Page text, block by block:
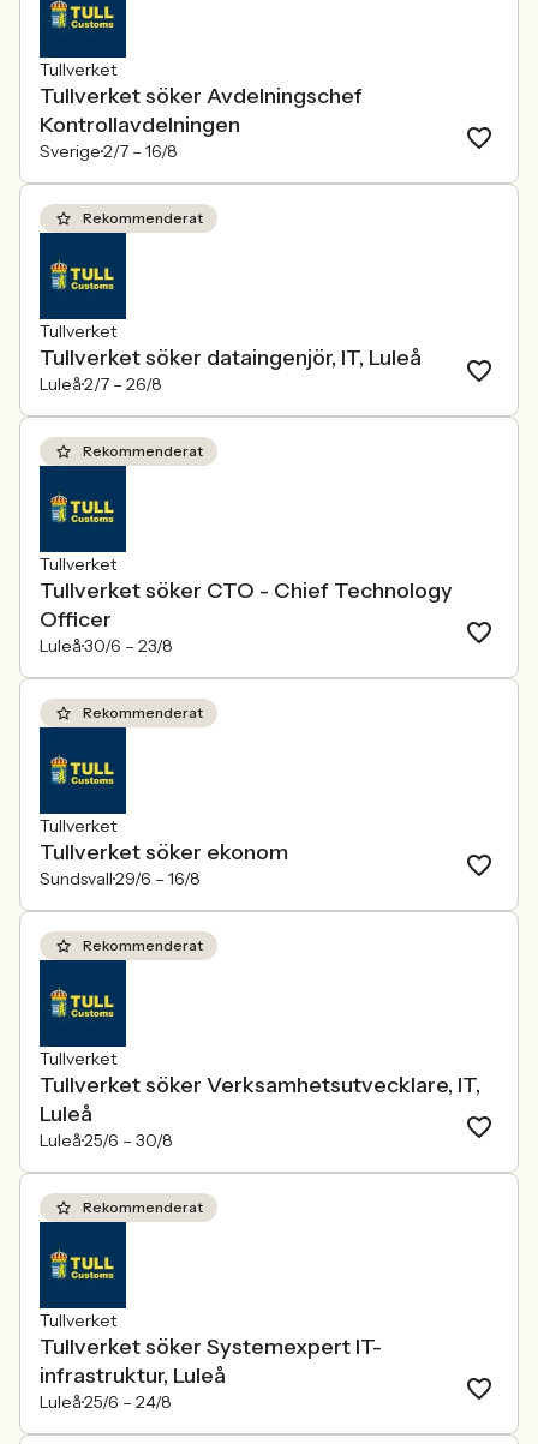
Tullverket
Tullverket söker Avdelningschef
Kontrollavdelningen
Sverige2/7 – 16/8
Rekommenderat
Tullverket
Tullverket söker dataingenjör, IT, Luleå
Luleå2/7 – 26/8
Rekommenderat
Tullverket
Tullverket söker CTO - Chief Technology
Officer
Luleå30/6 – 23/8
Rekommenderat
Tullverket
Tullverket söker ekonom
Sundsvall29/6 – 16/8
Rekommenderat
Tullverket
Tullverket söker Verksamhetsutvecklare, IT,
Luleå
Luleå25/6 – 30/8
Rekommenderat
Tullverket
Tullverket söker Systemexpert IT-
infrastruktur, Luleå
Luleå25/6 – 24/8